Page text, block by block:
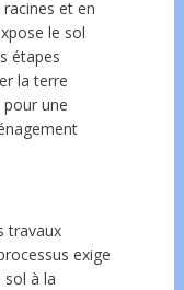
et en
le sol
étapes
la terre
une
travaux
exige
sol à la